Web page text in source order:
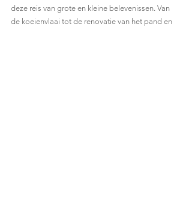
deze reis van grote en kleine belevenissen. Van
de koeienvlaai tot de renovatie van het pand en